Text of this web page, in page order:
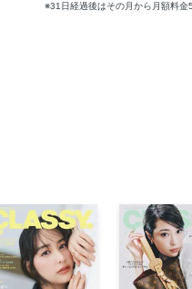
※31日経過後はその月から月額料金